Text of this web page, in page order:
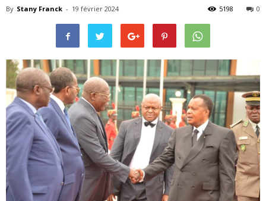
By Stany Franck - 19 février 2024 0
5198